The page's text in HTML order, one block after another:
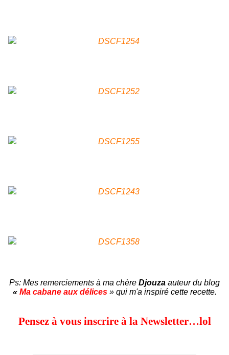
Ps: Mes remerciements à ma chère Djouza auteur du blog
« Ma cabane aux délices » qui m'a inspiré cette recette.
Pensez à vous inscrire à la Newsletter…lol